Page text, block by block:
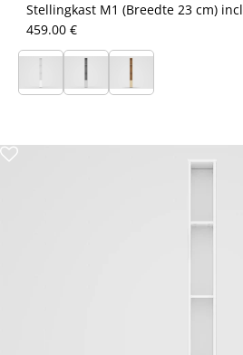
Stellingkast M1 (Breedte 23 cm)
459.00 €